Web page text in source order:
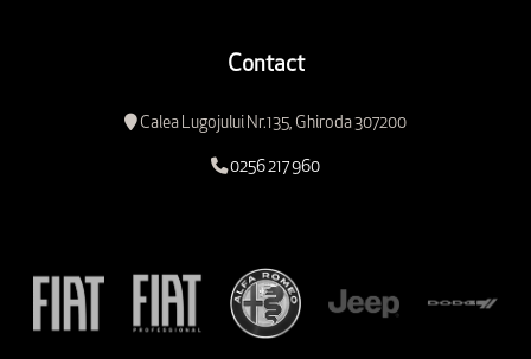
Contact
Calea Lugojului Nr.135, Ghiroda 307200
0256 217 960